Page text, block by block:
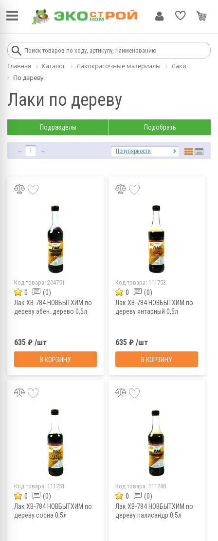
Главная Каталог Лакокрасочные материалы
Лаки
По дереву
Лаки по дереву
Подразделы Подобрать
← 1 → Популярности
Код товара: 204751
0 (0)
Лак ХВ-784 НОВБЫТХИМ по
дереву эбен. дерево 0,5л
635 ₽ /шт
В КОРЗИНУ
Код товара: 111753
0 (0)
Лак ХВ-784 НОВБЫТХИМ по
дереву янтарный 0,5л
635 ₽ /шт
В КОРЗИНУ
Код товара: 111751
0 (0)
Лак ХВ-784 НОВБЫТХИМ по
дереву сосна 0,5л
Код товара: 111748
0 (0)
Лак ХВ-784 НОВБЫТХИМ по
дереву палисандр 0,5л